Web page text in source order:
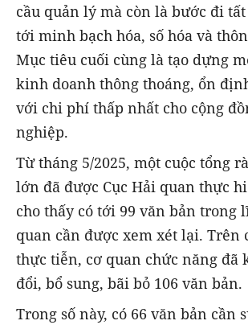
cầu quản lý mà còn là bước đi
tới minh bạch hóa, số hóa và
Mục tiêu cuối cùng là tạo dựng
kinh doanh thông thoáng, ổn
với chi phí thấp nhất cho cộng
nghiệp.
Từ tháng 5/2025, một cuộc tổng
lớn đã được Cục Hải quan thực
cho thấy có tới 99 văn bản trong
quan cần được xem xét lại. Trên
thực tiễn, cơ quan chức năng đã
đổi, bổ sung, bãi bỏ 106 văn bản.
Trong số này, có 66 văn bản cần